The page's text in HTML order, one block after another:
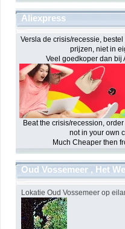
Aliexpress
Versla de crisis/recessie,
prijzen, niet in
Veel goedkoper dan bij
Beat the crisis/recession,
not in your own
Much Cheaper then
Oud Vossemeer , Het
Lokatie Oud Vossemeer op